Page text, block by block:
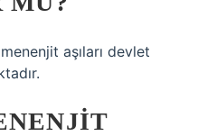
aşıları devlet